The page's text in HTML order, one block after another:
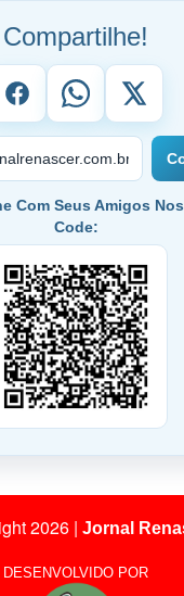
Compartilhe!
Com Seus Amigos
Code:
2026 | Jornal
DESENVOLVIDO POR